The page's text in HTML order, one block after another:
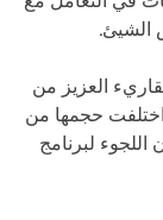
الشيئ.
العزيز من
حجمها من
لبرنامج